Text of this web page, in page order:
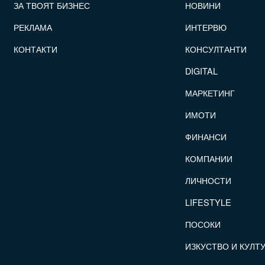
ЗА ТВОЯТ БИЗНЕС
РЕКЛАМА
КОНТАКТИ
НОВИНИ
ИНТЕРВЮ
КОНСУЛТАНТИ
DIGITAL
МАРКЕТИНГ
ИМОТИ
ФИНАНСИ
КОМПАНИИ
ЛИЧНОСТИ
LIFESTYLE
ПОСОКИ
ИЗКУСТВО И